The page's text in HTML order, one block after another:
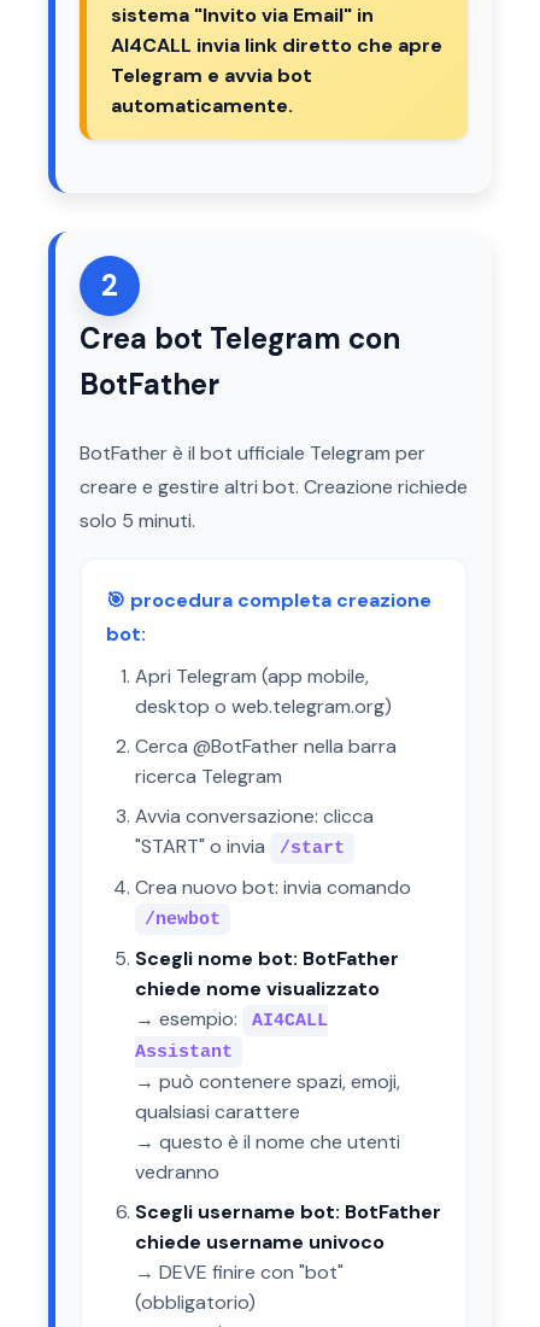
sistema "Invito via Email" in
AI4CALL invia link diretto che apre
Telegram e avvia bot
automaticamente.
2
Crea bot Telegram con
BotFather
BotFather è il bot ufficiale Telegram per
creare e gestire altri bot. Creazione richiede
solo 5 minuti.
🎯 procedura completa creazione
bot:
Apri Telegram (app mobile,
desktop o web.telegram.org)
Cerca @BotFather nella barra
ricerca Telegram
Avvia conversazione: clicca
"START" o invia
/start
Crea nuovo bot: invia comando
/newbot
Scegli nome bot: BotFather
chiede nome visualizzato
→ esempio:
AI4CALL
Assistant
→ può contenere spazi, emoji,
qualsiasi carattere
→ questo è il nome che utenti
vedranno
Scegli username bot: BotFather
chiede username univoco
→ DEVE finire con "bot"
(obbligatorio)